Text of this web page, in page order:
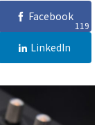
Facebook
119
LinkedIn